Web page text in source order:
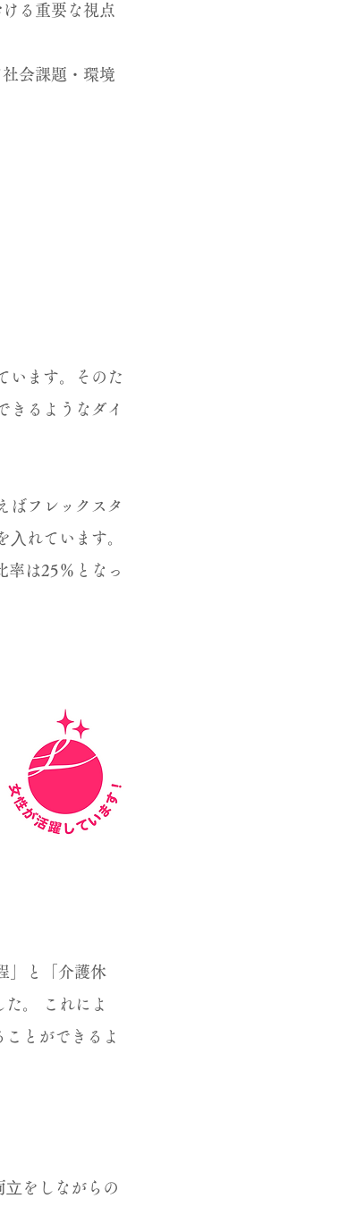
る重要な視点
会課題・環境
います。そのた
きるようなダイ
ばフレックスタ
れています。
率は25％となっ
」と「介護休
。 これによ
とができるよ
をしながらの